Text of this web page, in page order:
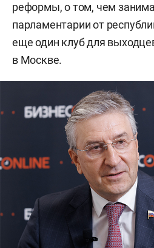
реформы, о том, чем
парламентарии от
еще один клуб для
в Москве.